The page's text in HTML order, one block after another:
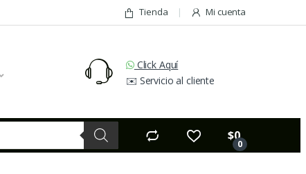
Tienda Mi cuenta
Click Aquí
✉️ Servicio al cliente
0
$0